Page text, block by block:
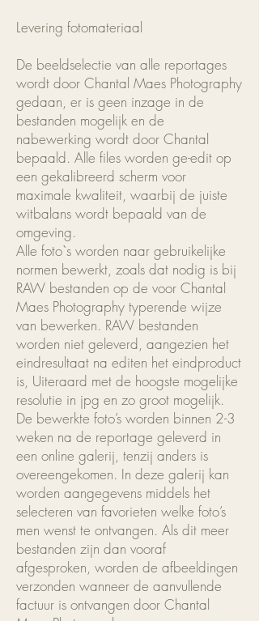
Levering fotomateriaal
De beeldselectie van alle reportages
wordt door Chantal Maes Photography
gedaan, er is geen inzage in de
bestanden mogelijk en de
nabewerking wordt door Chantal
bepaald. Alle files worden ge-edit op
een gekalibreerd scherm voor
maximale kwaliteit, waarbij de juiste
witbalans wordt bepaald van de
omgeving.
Alle foto`s worden naar gebruikelijke
normen bewerkt, zoals dat nodig is bij
RAW bestanden op de voor Chantal
Maes Photography typerende wijze
van bewerken. RAW bestanden
worden niet geleverd, aangezien het
eindresultaat na editen het eindproduct
is, Uiteraard met de hoogste mogelijke
resolutie in jpg en zo groot mogelijk.
De bewerkte foto’s worden binnen 2-3
weken na de reportage geleverd in
een online galerij, tenzij anders is
overeengekomen. In deze galerij kan
worden aangegevens middels het
selecteren van favorieten welke foto’s
men wenst te ontvangen. Als dit meer
bestanden zijn dan vooraf
afgesproken, worden de afbeeldingen
verzonden wanneer de aanvullende
factuur is ontvangen door Chantal